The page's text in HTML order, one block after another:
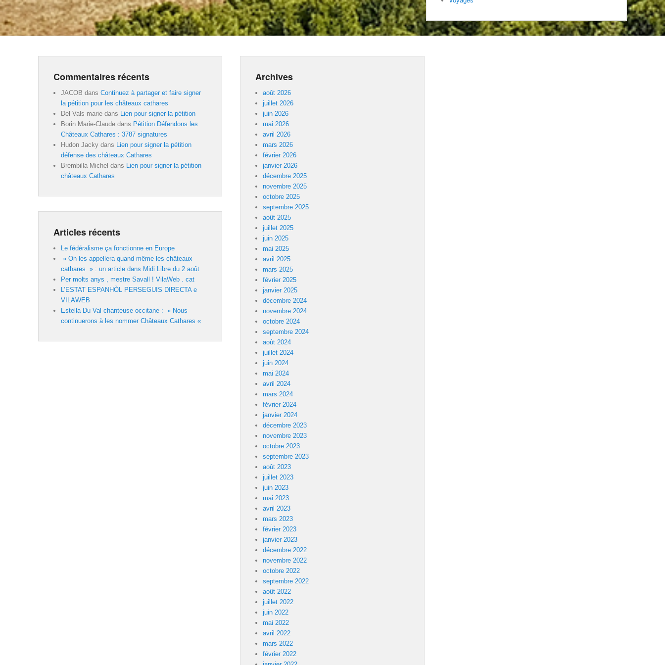
Commentaires récents
JACOB dans Continuez à partager et faire signer
la pétition pour les châteaux cathares
Del Vals marie dans
Lien pour signer la pétition
Borin Marie-Claude dans Pétition Défendons les
Châteaux Cathares : 3787 signatures
Hudon Jacky dans
Lien pour signer la pétition
défense des châteaux Cathares
Brembilla Michel dans
Lien pour signer la pétition
châteaux Cathares
Articles récents
Le fédéralisme ça fonctionne en Europe
» On les appellera quand même les châteaux
cathares » : un article dans Midi Libre du 2 août
Per molts anys , mestre Savall ! VilaWeb . cat
L’ESTAT ESPANHÒL PERSEGUIS DIRECTA e
VILAWEB
Estella Du Val chanteuse occitane : » Nous
continuerons à les nommer Châteaux Cathares «
Archives
août 2026
juillet 2026
juin 2026
mai 2026
avril 2026
mars 2026
février 2026
janvier 2026
décembre 2025
novembre 2025
octobre 2025
septembre 2025
août 2025
juillet 2025
juin 2025
mai 2025
avril 2025
mars 2025
février 2025
janvier 2025
décembre 2024
novembre 2024
octobre 2024
septembre 2024
août 2024
juillet 2024
juin 2024
mai 2024
avril 2024
mars 2024
février 2024
janvier 2024
décembre 2023
novembre 2023
octobre 2023
septembre 2023
août 2023
juillet 2023
juin 2023
mai 2023
avril 2023
mars 2023
février 2023
janvier 2023
décembre 2022
novembre 2022
octobre 2022
septembre 2022
août 2022
juillet 2022
juin 2022
mai 2022
avril 2022
mars 2022
février 2022